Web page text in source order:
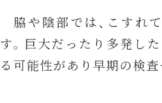
脇や陰部では、こすれ
す。巨大だったり多発し
る可能性があり早期の検査